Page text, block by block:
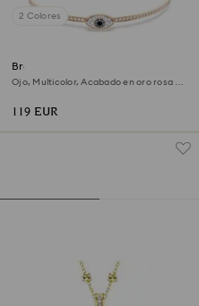
2 Colores
Brazalete Symbolica
Ojo, Multicolor, Acabado en oro rosa de
119 EUR